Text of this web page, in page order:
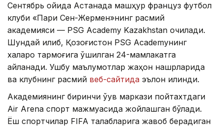
Сентябрь ойида Астанада машҳур француз футбол
клуби «Пари Сен-Жермен»нинг расмий
академияси — PSG Academy Kazakhstan очилади.
Шундай қилиб, Қозоғистон PSG Academyнинг
халқаро тармоғига қўшилган 24-мамлакатга
айланади. Ушбу маълумотлар жаҳон нашрларида
ва клубнинг расмий веб-сайтида эълон қилинди.
Академиянинг биринчи ўқув маркази пойтахтдаги
Air Arena спорт мажмуасида жойлашган бўлади.
Ёш спортчилар FIFA талабларига жавоб берадиган